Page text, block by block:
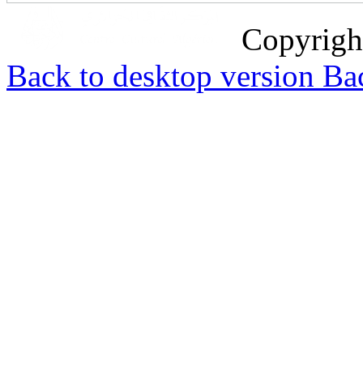
Back to desktop version